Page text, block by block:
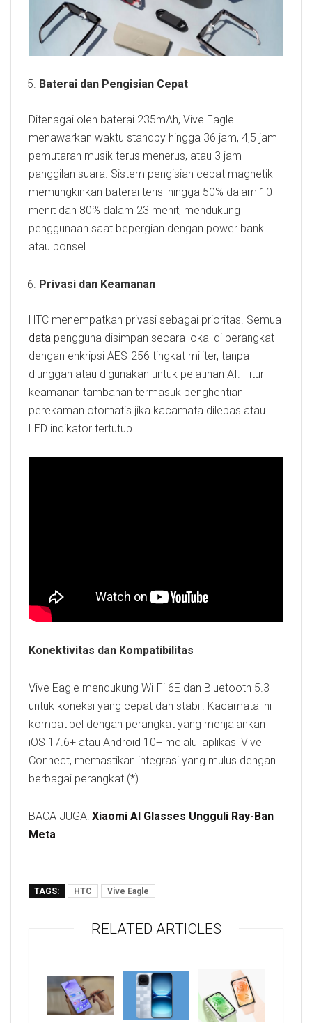
Baterai dan Pengisian Cepat
Ditenagai oleh baterai 235mAh, Vive Eagle
menawarkan waktu standby hingga 36 jam, 4,5 jam
pemutaran musik terus menerus, atau 3 jam
panggilan suara. Sistem pengisian cepat magnetik
memungkinkan baterai terisi hingga 50% dalam 10
menit dan 80% dalam 23 menit, mendukung
penggunaan saat bepergian dengan power bank
atau ponsel.
Privasi dan Keamanan
HTC menempatkan privasi sebagai prioritas. Semua
data pengguna disimpan secara lokal di perangkat
dengan enkripsi AES-256 tingkat militer, tanpa
diunggah atau digunakan untuk pelatihan AI. Fitur
keamanan tambahan termasuk penghentian
perekaman otomatis jika kacamata dilepas atau
LED indikator tertutup.
Konektivitas dan Kompatibilitas
Vive Eagle mendukung Wi-Fi 6E dan Bluetooth 5.3
untuk koneksi yang cepat dan stabil. Kacamata ini
kompatibel dengan perangkat yang menjalankan
iOS 17.6+ atau Android 10+ melalui aplikasi Vive
Connect, memastikan integrasi yang mulus dengan
berbagai perangkat.(*)
BACA JUGA: Xiaomi AI Glasses Ungguli Ray-Ban
Meta
TAGS: HTC Vive Eagle
RELATED ARTICLES